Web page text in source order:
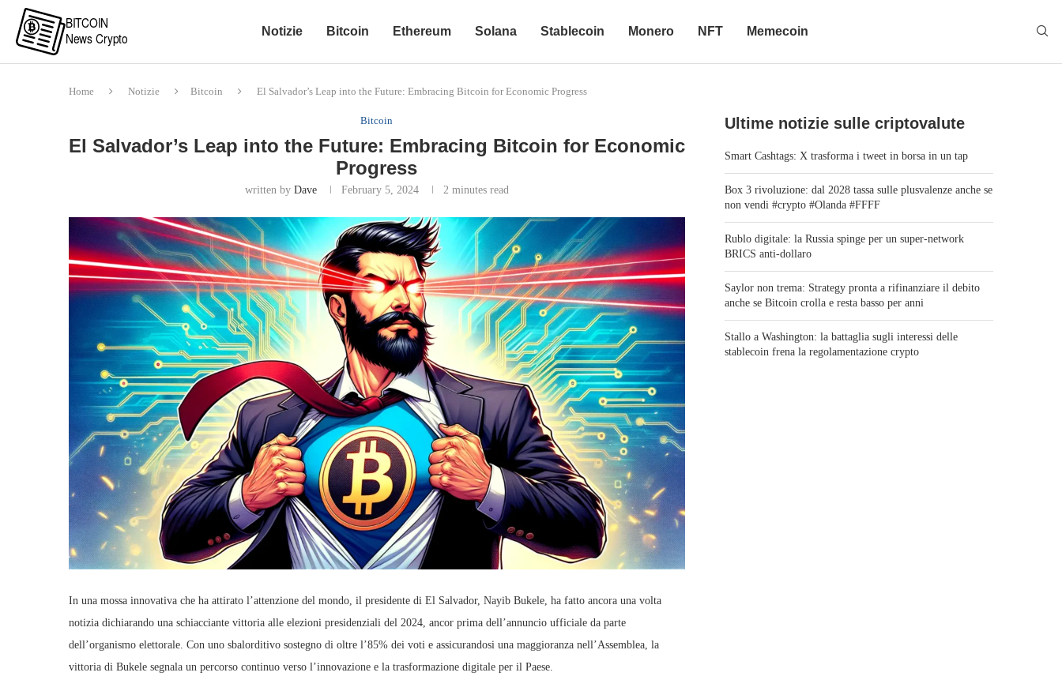
Notizie Bitcoin Ethereum Solana Stablecoin Monero NFT Memecoin
Home Notizie Bitcoin El Salvador’s Leap into the Future: Embracing Bitcoin for Economic Progress
Bitcoin
El Salvador’s Leap into the Future: Embracing Bitcoin for Economic
Progress
written by Dave February 5, 2024 2 minutes read
In una mossa innovativa che ha attirato l’attenzione del mondo, il presidente di El Salvador, Nayib Bukele, ha fatto ancora una volta
notizia dichiarando una schiacciante vittoria alle elezioni presidenziali del 2024, ancor prima dell’annuncio ufficiale da parte
dell’organismo elettorale. Con uno sbalorditivo sostegno di oltre l’85% dei voti e assicurandosi una maggioranza nell’Assemblea, la
vittoria di Bukele segnala un percorso continuo verso l’innovazione e la trasformazione digitale per il Paese.
Ultime notizie sulle criptovalute
Smart Cashtags: X trasforma i tweet in borsa in un tap
Box 3 rivoluzione: dal 2028 tassa sulle plusvalenze anche se
non vendi #crypto #Olanda #FFFF
Rublo digitale: la Russia spinge per un super-network
BRICS anti-dollaro
Saylor non trema: Strategy pronta a rifinanziare il debito
anche se Bitcoin crolla e resta basso per anni
Stallo a Washington: la battaglia sugli interessi delle
stablecoin frena la regolamentazione crypto